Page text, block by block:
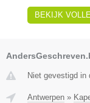
BEKIJK
Niet gevestigd in
Antwerpen »